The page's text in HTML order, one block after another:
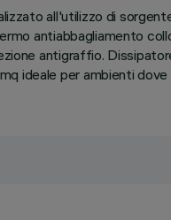
all'utilizzo di
antiabbagliamento
antigraffio.
ideale per ambienti